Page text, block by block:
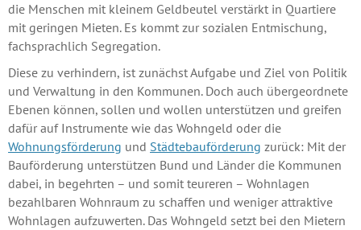
die Menschen mit kleinem Geldbeutel verstärkt in Quartiere
mit geringen Mieten. Es kommt zur sozialen Entmischung,
fachsprachlich Segregation.
Diese zu verhindern, ist zunächst Aufgabe und Ziel von Politik
und Verwaltung in den Kommunen. Doch auch übergeordnete
Ebenen können, sollen und wollen unterstützen und greifen
dafür auf Instrumente wie das Wohngeld oder die
Wohnungsförderung und Städtebauförderung zurück: Mit der
Bauförderung unterstützen Bund und Länder die Kommunen
dabei, in begehrten – und somit teureren – Wohnlagen
bezahlbaren Wohnraum zu schaffen und weniger attraktive
Wohnlagen aufzuwerten. Das Wohngeld setzt bei den Mietern